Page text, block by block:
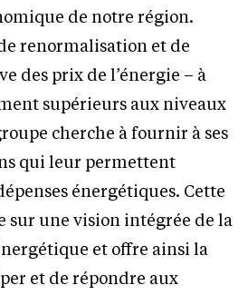
de notre région.
renormalisation et de
des prix de l’énergie – à
supérieurs aux niveaux
cherche à fournir à ses
qui leur permettent
énergétiques. Cette
sur une vision intégrée de la
et offre ainsi la
et de répondre aux